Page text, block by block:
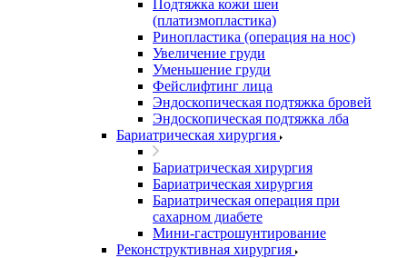
Подтяжка кожи шеи
(платизмопластика)
Ринопластика (операция на нос)
Увеличение груди
Уменьшение груди
Фейслифтинг лица
Эндоскопическая подтяжка бровей
Эндоскопическая подтяжка лба
Бариатрическая хирургия
Бариатрическая хирургия
Бариатрическая хирургия
Бариатрическая операция при
сахарном диабете
Мини-гастрошунтирование
Реконструктивная хирургия